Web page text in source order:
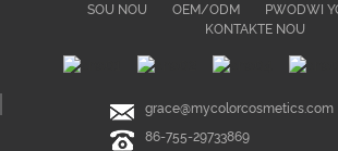
SOU NOU OEM/ODM PWODWI
KONTAKTE NOU
grace@mycolorcosmetics.com
86-755-29733869